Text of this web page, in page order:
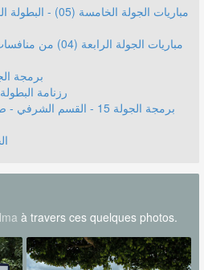
مباريات الجولة
مباريات الجولة
برمجة الجولة 03 فئة
رزنامة البطولة
برمجة الجولة 15 - القسم
à travers ces quelques photos.